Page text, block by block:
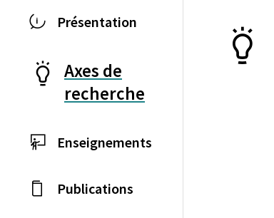
Présentation
Axes de
recherche
Enseignements
Publications